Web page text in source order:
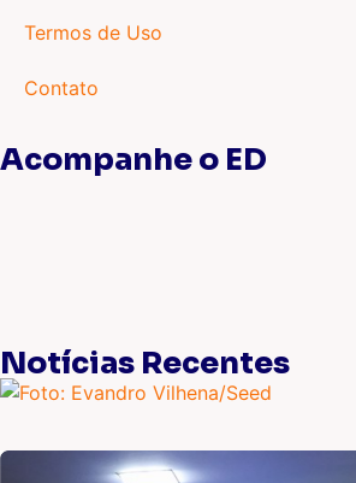
Termos de Uso
Contato
Acompanhe o ED
Notícias Recentes